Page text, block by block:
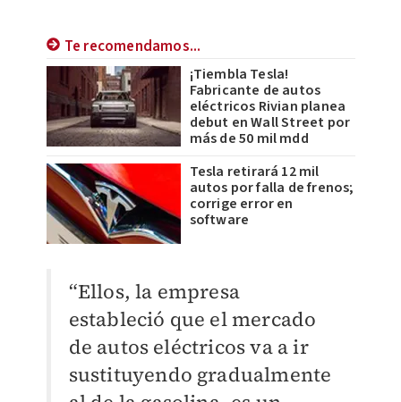
Te recomendamos...
¡Tiembla Tesla!
Fabricante de autos
eléctricos Rivian planea
debut en Wall Street por
más de 50 mil mdd
Tesla retirará 12 mil
autos por falla de frenos;
corrige error en
software
“Ellos, la empresa
estableció que el mercado
de autos eléctricos va a ir
sustituyendo gradualmente